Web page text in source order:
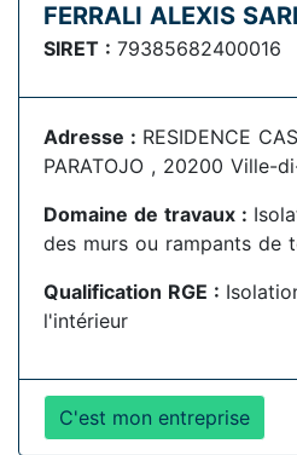
FERRALI ALEXIS
SIRET : 79385682400016
Adresse : RESIDENCE
PARATOJO , 20200 Ville-
Domaine de travaux :
des murs ou rampants de
Qualification RGE :
l'intérieur
C'est mon entreprise